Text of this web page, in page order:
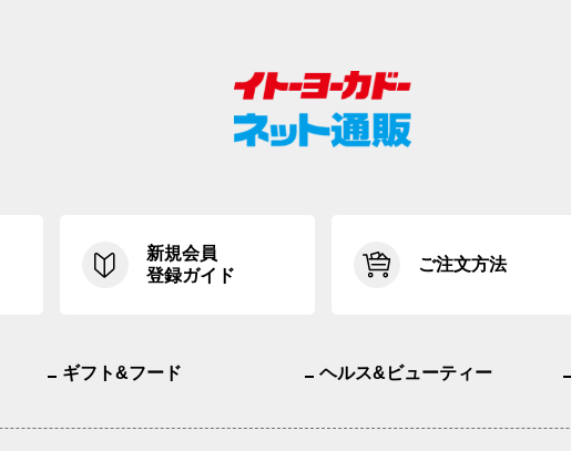
新規会員
登録ガイド
ご注文方法
ギフト&フード ヘルス&ビューティー